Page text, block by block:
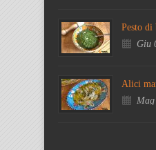
Pesto di
Giu
Alici